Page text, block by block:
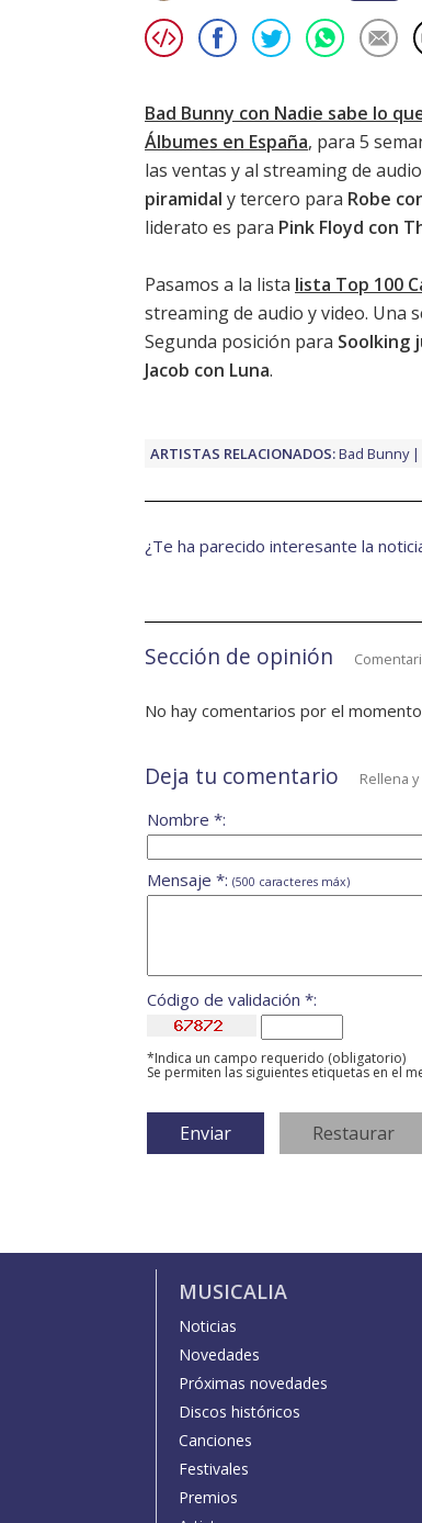
Bad Bunny con Nadie sabe lo
Álbumes en España, para 5
las ventas y al streaming de
piramidal y tercero para Robe
liderato es para Pink Floyd con
Pasamos a la lista lista Top 100
streaming de audio y video. Una
Segunda posición para Soolking
Jacob con Luna.
ARTISTAS RELACIONADOS:Bad Bunny
¿Te ha parecido interesante la
Sección de opinión
No hay comentarios por el momento
Deja tu comentario Rellena
Nombre *:
Mensaje *: (500 caracteres máx)
Código de validación *:
*Indica un campo requerido (obligatorio)
Se permiten las siguientes etiquetas en el
MUSICALIA
Noticias
Novedades
Próximas novedades
Discos históricos
Canciones
Festivales
Premios